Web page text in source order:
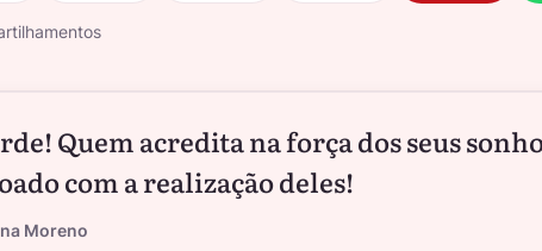
Quem acredita na força dos seus
com a realização deles!
Moreno